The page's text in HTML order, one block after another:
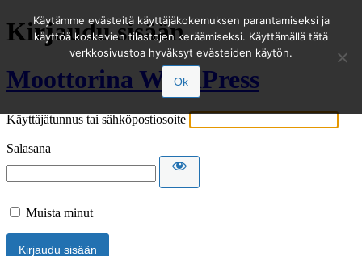
Kirjaudu sisään
Moottorina WordPress
Käyttäjätunnus tai sähköpostiosoite
Salasana
Muista minut
Käytämme evästeitä käyttäjäkokemuksen parantamiseksi ja
käyttöä koskevien tilastojen keräämiseksi. Käyttämällä tätä
verkkosivustoa hyväksyt evästeiden käytön.
Ok